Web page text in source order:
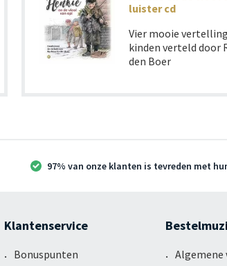
luister cd
Vier mooie
kinden verteld door
den Boer
97% van onze klanten is tevreden met
Klantenservice
Bonuspunten
Algemene